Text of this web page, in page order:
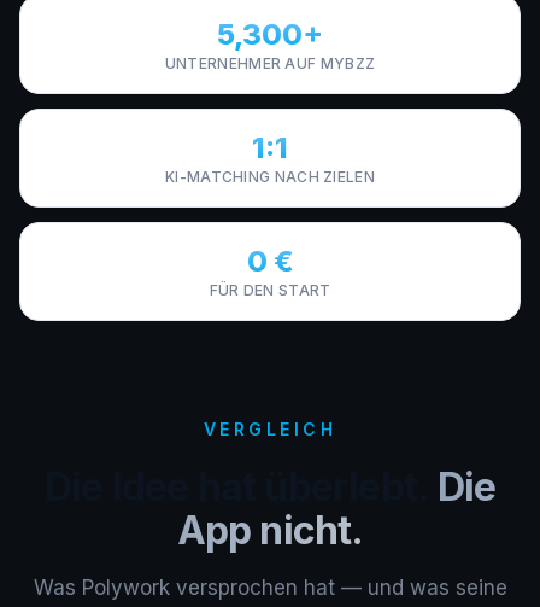
5,300+
UNTERNEHMER AUF MYBZZ
1:1
KI-MATCHING NACH ZIELEN
0 €
FÜR DEN START
VERGLEICH
Die
App nicht.
Was Polywork versprochen hat — und was seine